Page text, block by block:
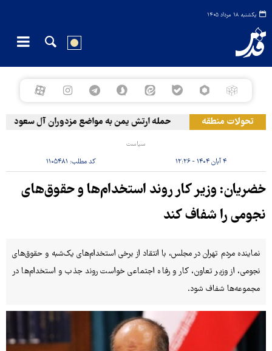
یکشنبه ۱۸ مرداد ۱۴۰۵
تحولات منطقه حمله ارتش یمن به مواضع مزدوران آل سعود
سیاست
۴ آبان ۱۴۰۴ - ۱۲:۲۶ کد مطلب: ۱۱۰۵۴۸۱
خضریان: وزیر کار روند استخدام‌ها و حقوق‌های
نجومی را شفاف کند
نماینده مردم تهران در مجلس، با انتقاد از برخی استخدام‌های یک‌شبه و حقوق‌های
نجومی، از وزیر تعاون، کار و رفاه اجتماعی خواست روند جذب و استخدام‌ها در
مجموعه‌ها شفاف شود.